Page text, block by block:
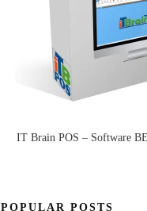
IT Brain POS – Software
POPULAR POSTS